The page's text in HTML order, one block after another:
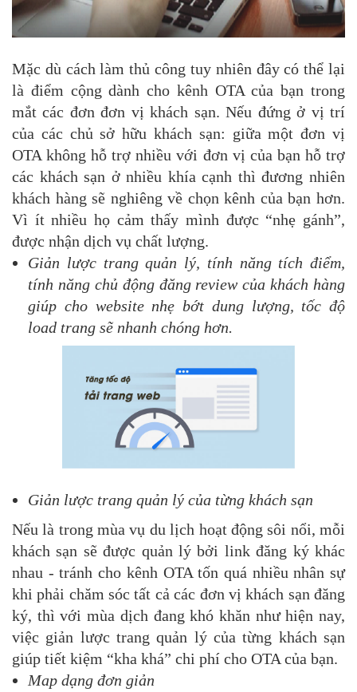
Mặc dù cách làm thủ công tuy nhiên đây có thể lại
là điểm cộng dành cho kênh OTA của bạn trong
mắt các đơn đơn vị khách sạn. Nếu đứng ở vị trí
của các chủ sở hữu khách sạn: giữa một đơn vị
OTA không hỗ trợ nhiều với đơn vị của bạn hỗ trợ
các khách sạn ở nhiều khía cạnh thì đương nhiên
khách hàng sẽ nghiêng về chọn kênh của bạn hơn.
Vì ít nhiều họ cảm thấy mình được “nhẹ gánh”,
được nhận dịch vụ chất lượng.
Giản lược trang quản lý, tính năng tích điểm,
tính năng chủ động đăng review của khách hàng
giúp cho website nhẹ bớt dung lượng, tốc độ
load trang sẽ nhanh chóng hơn.
Giản lược trang quản lý của từng khách sạn
Nếu là trong mùa vụ du lịch hoạt động sôi nổi, mỗi
khách sạn sẽ được quản lý bởi link đăng ký khác
nhau - tránh cho kênh OTA tốn quá nhiều nhân sự
khi phải chăm sóc tất cả các đơn vị khách sạn đăng
ký, thì với mùa dịch đang khó khăn như hiện nay,
việc giản lược trang quản lý của từng khách sạn
giúp tiết kiệm “kha khá” chi phí cho OTA của bạn.
Map dạng đơn giản